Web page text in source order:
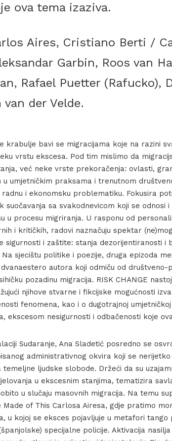
ova tema izaziva.
Aires, Cristiano Berti /
Garbin, Roos van
Rafael Puetter (Rafucko),
der Velde.
krabulje bavi se migracijama koje na razini
vrstu ekscesa. Pod tim mislimo da
već neke vrste prekoračenja: ovlasti,
u umjetničkim praksama i trenutnom
radnu i ekonomsku problematiku. Fokusira
suočavanja sa svakodnevicom koji se odnosi
u procesu migriranja. U rasponu od
i kritičkih, radovi naznačuju spektar
sigurnosti i zaštite: stanja dezorijentiranosti i
Na sjecištu politike i poezije, druga epizoda
autora koji odmiču od
pozadinu migracija. RISK CHANGE
njihove stvarne i fikcijske mogućnosti
fenomena, kao i o dugotrajnoj
ekscesom nesigurnosti i odbačenosti koje
Sudaranje, Ana Sladetić posredno se
administrativnog okvira koji se
temeljne ljudske slobode. Držeći da su
u ekscesnim stanjima, tematizira
u slučaju masovnih migracija. Na temu
Made of This Carlosa Airesa, gdje pratimo
u kojoj se eksces pojavljuje u metafori
specijalne policije. Aktivacija
Roos van Haaften
Marianna Christofides